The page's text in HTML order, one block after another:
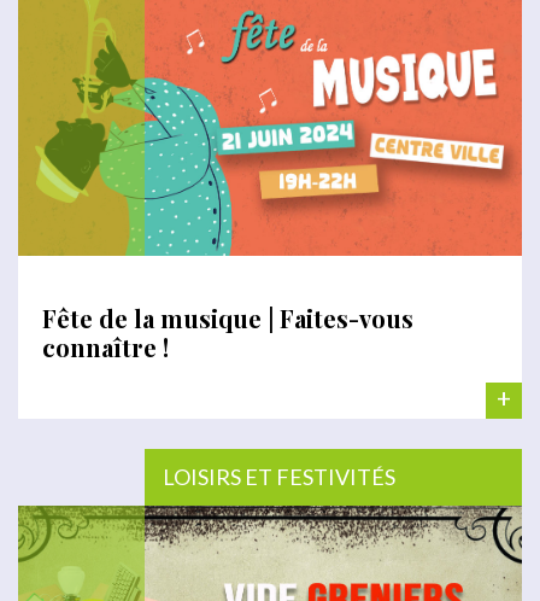
Fête de la musique | Faites-vous
connaître !
+
LOISIRS ET FESTIVITÉS